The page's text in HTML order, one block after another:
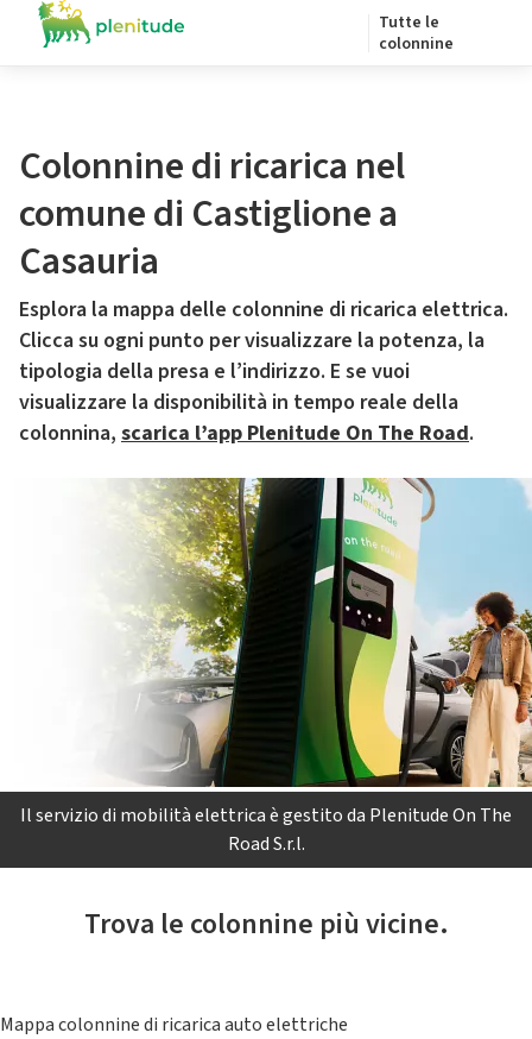
Tutte le
colonnine
Colonnine di ricarica nel
comune di Castiglione a
Casauria
Esplora la mappa delle colonnine di ricarica elettrica.
Clicca su ogni punto per visualizzare la potenza, la
tipologia della presa e l’indirizzo. E se vuoi
visualizzare la disponibilità in tempo reale della
colonnina, scarica l’app Plenitude On The Road.
Il servizio di mobilità elettrica è gestito da Plenitude On The
Road S.r.l.
Trova le colonnine più vicine.
Mappa colonnine di ricarica auto elettriche